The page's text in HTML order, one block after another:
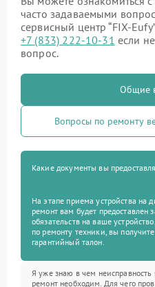
часто задаваемыми
сервисный центр “FIX-
+7 (833) 222-10-31 если
вопрос.
Общие
Вопросы по ремонту
Какие документы вы
На этапе приема устройства на
ремонт вам будет предоставлен
обязательств на ваше
по ремонту техники, вы
гарантийный талон.
Я уже знаю в чем неисправность
ремонт необходим. Для чего